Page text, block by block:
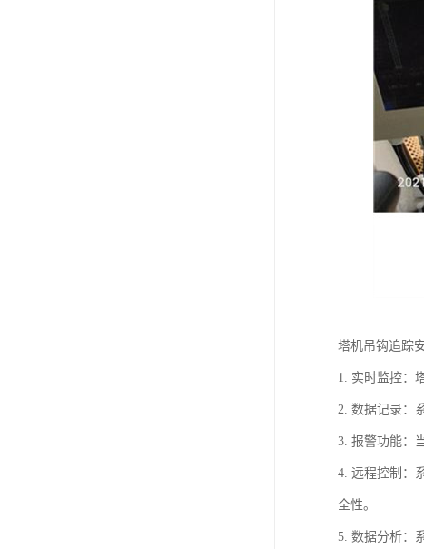
塔机吊钩追踪
1. 实时监控：
2. 数据记录：
3. 报警功能：
4. 远程控制：
全性。
5. 数据分析：